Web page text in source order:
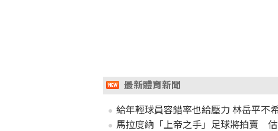
最新體育新聞
給年輕球員容錯率也給壓力 林岳平不
馬拉度納「上帝之手」足球將拍賣